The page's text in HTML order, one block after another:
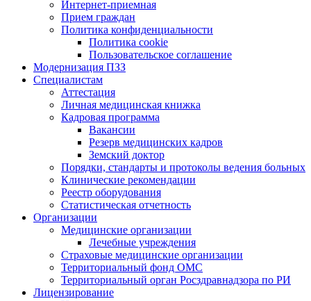
Интернет-приемная
Прием граждан
Политика конфиденциальности
Политика cookie
Пользовательское соглашение
Модернизация ПЗЗ
Специалистам
Аттестация
Личная медицинская книжка
Кадровая программа
Вакансии
Резерв медицинских кадров
Земский доктор
Порядки, стандарты и протоколы ведения больных
Клинические рекомендации
Реестр оборудования
Статистическая отчетность
Организации
Медицинские организации
Лечебные учреждения
Страховые медицинские организации
Территориальный фонд ОМС
Территориальный орган Росздравнадзора по РИ
Лицензирование